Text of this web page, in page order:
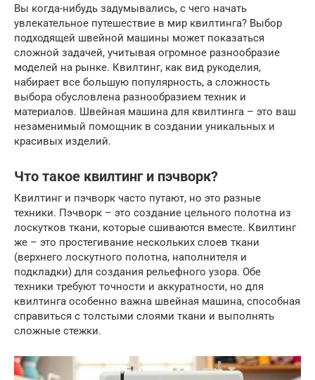
Вы когда-нибудь задумывались, с чего начать
увлекательное путешествие в мир квилтинга? Выбор
подходящей швейной машины может показаться
сложной задачей, учитывая огромное разнообразие
моделей на рынке. Квилтинг, как вид рукоделия,
набирает все большую популярность, а сложность
выбора обусловлена разнообразием техник и
материалов. Швейная машина для квилтинга – это ваш
незаменимый помощник в создании уникальных и
красивых изделий.
Что такое квилтинг и пэчворк?
Квилтинг и пэчворк часто путают, но это разные
техники. Пэчворк – это создание цельного полотна из
лоскутков ткани, которые сшиваются вместе. Квилтинг
же – это простегивание нескольких слоев ткани
(верхнего лоскутного полотна, наполнителя и
подкладки) для создания рельефного узора. Обе
техники требуют точности и аккуратности, но для
квилтинга особенно важна швейная машина, способная
справиться с толстыми слоями ткани и выполнять
сложные стежки.